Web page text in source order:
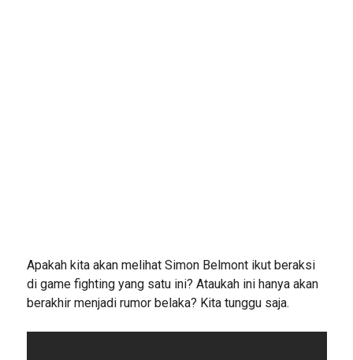
Apakah kita akan melihat Simon Belmont ikut beraksi
di game fighting yang satu ini? Ataukah ini hanya akan
berakhir menjadi rumor belaka? Kita tunggu saja.